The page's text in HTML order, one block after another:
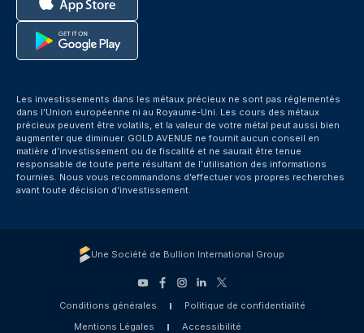
Les investissements dans les métaux précieux ne sont pas réglementés
dans l’Union européenne ni au Royaume-Uni. Les cours des métaux
précieux peuvent être volatils, et la valeur de votre métal peut aussi bien
augmenter que diminuer. GOLD AVENUE ne fournit aucun conseil en
matière d’investissement ou de fiscalité et ne saurait être tenue
responsable de toute perte résultant de l’utilisation des informations
fournies. Nous vous recommandons d’effectuer vos propres recherches
avant toute décision d’investissement.
Une Société de Bullion International Group
Conditions générales
Politique de confidentialité
Mentions Légales
Accessibilité